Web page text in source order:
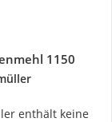
1150
enthält keine